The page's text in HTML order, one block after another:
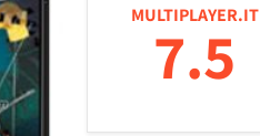
MULTIPLAYER.IT
7.5